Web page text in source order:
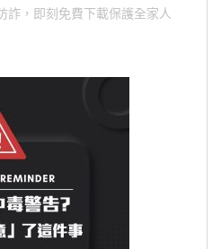
詐，即刻免費下載保護全家人